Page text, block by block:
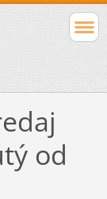
od